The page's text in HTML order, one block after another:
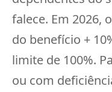
falece. Em 2026,
do benefício +
limite de 100%.
ou com